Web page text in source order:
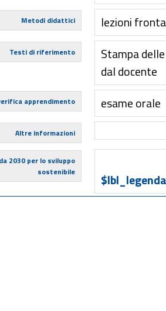
Metodi didattici lezioni
Testi di riferimento
Stampa
dal docente
apprendimento esame orale
Altre informazioni
2030 per lo sviluppo
sostenibile